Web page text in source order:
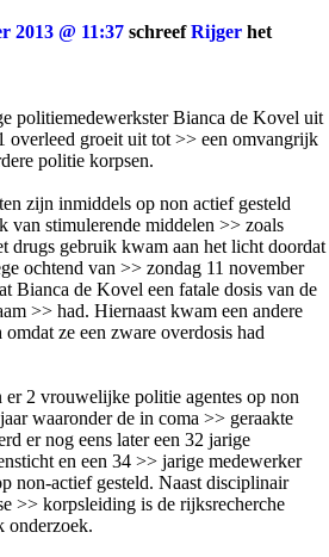
2013 @ 11:37 schreefRijger het
politiemedewerkster Bianca de Kovel uit
overleed groeit uit tot >> een omvangrijk
politie korpsen.
zijn inmiddels op non actief gesteld
van stimulerende middelen >> zoals
drugs gebruik kwam aan het licht doordat
ochtend van >> zondag 11 november
Bianca de Kovel een fatale dosis van de
>> had. Hiernaast kwam een andere
ze een zware overdosis had
2 vrouwelijke politie agentes op non
waaronder de in coma >> geraakte
er nog eens later een 32 jarige
en een 34 >> jarige medewerker
non-actief gesteld. Naast disciplinair
>> korpsleiding is de rijksrecherche
onderzoek.